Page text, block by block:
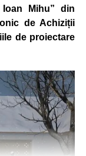
Mihu” din
de Achiziții
de proiectare